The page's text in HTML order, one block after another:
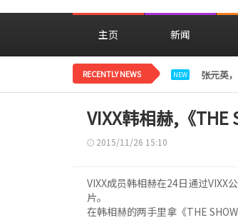
主页 新闻
RECENTLY NEWS NEW 张元英
VIXX韩相赫,《THE
2015/11/26 15:10
VIXX成员韩相赫在24日通过VIXX
片。
在韩相赫的两手里拿《THE